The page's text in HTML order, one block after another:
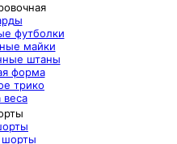
футболки
майки
штаны
форма
трико
веса
шорты